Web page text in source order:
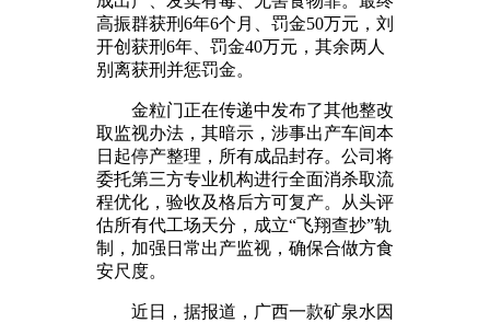
高振群获刑6年6个月、罚金50万元，刘
开创获刑6年、罚金40万元，其余两人
别离获刑并惩罚金。
金粒门正在传递中发布了其他整改
取监视办法，其暗示，涉事出产车间本
日起停产整理，所有成品封存。公司将
委托第三方专业机构进行全面消杀取流
程优化，验收及格后方可复产。从头评
估所有代工场天分，成立“飞翔查抄”轨
制，加强日常出产监视，确保合做方食
安尺度。
近日，据报道，广西一款矿泉水因